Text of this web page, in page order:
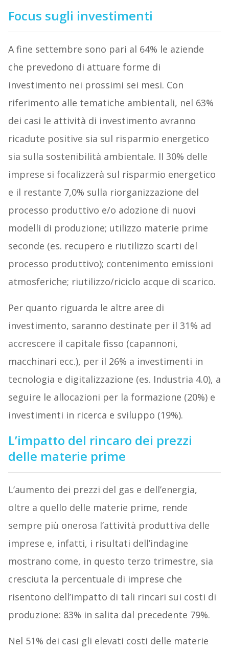
Focus sugli investimenti
A fine settembre sono pari al 64% le aziende
che prevedono di attuare forme di
investimento nei prossimi sei mesi. Con
riferimento alle tematiche ambientali, nel 63%
dei casi le attività di investimento avranno
ricadute positive sia sul risparmio energetico
sia sulla sostenibilità ambientale. Il 30% delle
imprese si focalizzerà sul risparmio energetico
e il restante 7,0% sulla riorganizzazione del
processo produttivo e/o adozione di nuovi
modelli di produzione; utilizzo materie prime
seconde (es. recupero e riutilizzo scarti del
processo produttivo); contenimento emissioni
atmosferiche; riutilizzo/riciclo acque di scarico.
Per quanto riguarda le altre aree di
investimento, saranno destinate per il 31% ad
accrescere il capitale fisso (capannoni,
macchinari ecc.), per il 26% a investimenti in
tecnologia e digitalizzazione (es. Industria 4.0), a
seguire le allocazioni per la formazione (20%) e
investimenti in ricerca e sviluppo (19%).
L’impatto del rincaro dei prezzi
delle materie prime
L’aumento dei prezzi del gas e dell’energia,
oltre a quello delle materie prime, rende
sempre più onerosa l’attività produttiva delle
imprese e, infatti, i risultati dell’indagine
mostrano come, in questo terzo trimestre, sia
cresciuta la percentuale di imprese che
risentono dell’impatto di tali rincari sui costi di
produzione: 83% in salita dal precedente 79%.
Nel 51% dei casi gli elevati costi delle materie